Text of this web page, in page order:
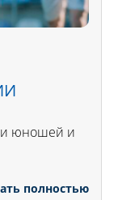
юношей и
полностью